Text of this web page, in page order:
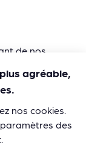
de nos
agréable,
nos cookies.
des